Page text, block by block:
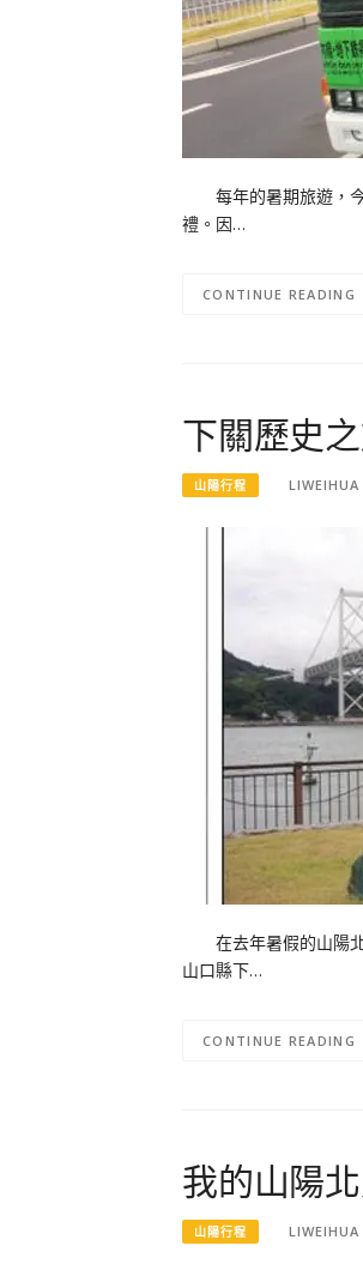
每年的暑期旅遊，今
禮。因…
CONTINUE READING
下關歷史
山陽行程 LIWEIHUA
在去年暑假的山陽北
山口縣下…
CONTINUE READING
我的山陽
山陽行程 LIWEIHUA